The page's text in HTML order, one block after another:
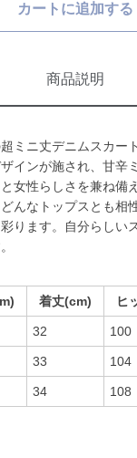
カートに追加する
商品説明
ミニ丈デニムスカー
インが施され、甘辛
女性らしさを兼ね備
んなトップスとも相
ります。自分らしい
着丈(cm) ヒ
32 100
33 104
34 108